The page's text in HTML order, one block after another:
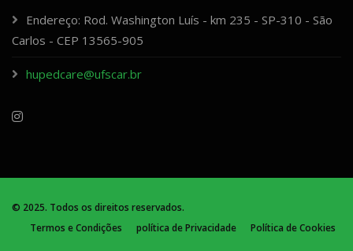
Endereço: Rod. Washington Luís - km 235 - SP-310 - São
Carlos - CEP 13565-905
hupedcare@ufscar.br
© 2025. Todos os direitos reservados.
Termos e Condições
política de Privacidade Política de Cookies